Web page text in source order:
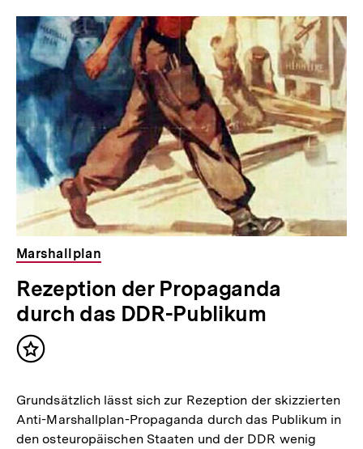
Marshallplan
Rezeption der Propaganda
durch das DDR-Publikum
Inhalt
Grundsätzlich lässt sich zur Rezeption der skizzierten
Anti-Marshallplan-Propaganda durch das Publikum in
den osteuropäischen Staaten und der DDR wenig